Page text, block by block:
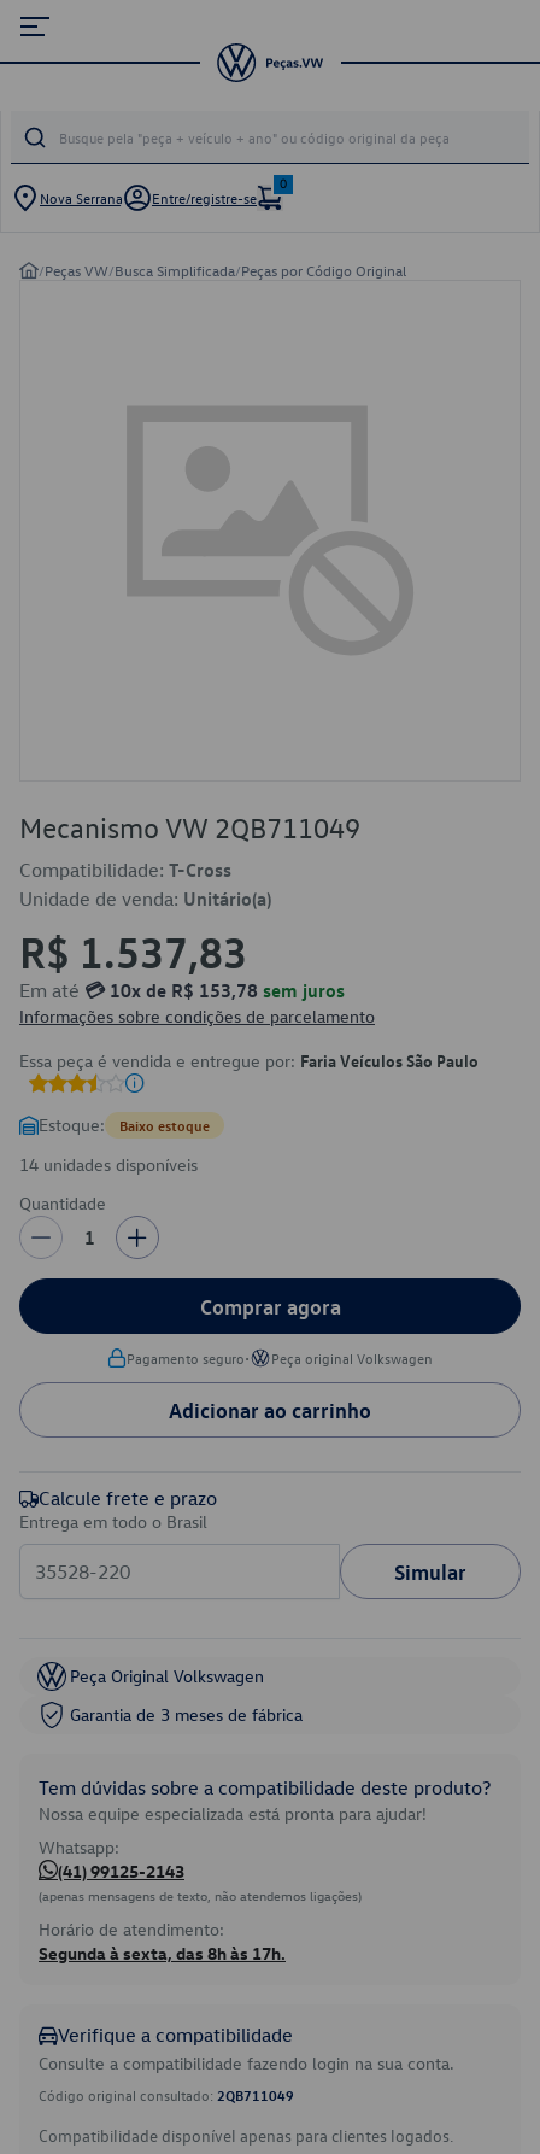
Nova Serrana Entre/registre-se
0
/Peças VW/Busca Simplificada/Peças por Código Original
Mecanismo VW 2QB711049
Compatibilidade: T-Cross
Unidade de venda: Unitário(a)
R$ 1.537,83
Em até 💳 10x de R$ 153,78 sem juros
Informações sobre condições de parcelamento
Essa peça é vendida e entregue por: Faria Veículos São Paulo
Estoque: Baixo estoque
14 unidades disponíveis
Quantidade
1
Comprar agora
Pagamento seguro• Peça original Volkswagen
Adicionar ao carrinho
Calcule frete e prazo
Entrega em todo o Brasil
Simular
Peça Original Volkswagen
Garantia de 3 meses de fábrica
Tem dúvidas sobre a compatibilidade deste produto?
Nossa equipe especializada está pronta para ajudar!
Whatsapp:
(41) 99125-2143
(apenas mensagens de texto, não atendemos ligações)
Horário de atendimento:
Segunda à sexta, das 8h às 17h.
Verifique a compatibilidade
Consulte a compatibilidade fazendo login na sua conta.
Código original consultado: 2QB711049
Compatibilidade disponível apenas para clientes logados.